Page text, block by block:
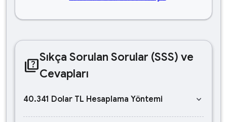
quizSıkça Sorulan Sorular (SSS) ve
Cevapları
40.341 Dolar TL Hesaplama Yöntemi keyboard_arrow_down